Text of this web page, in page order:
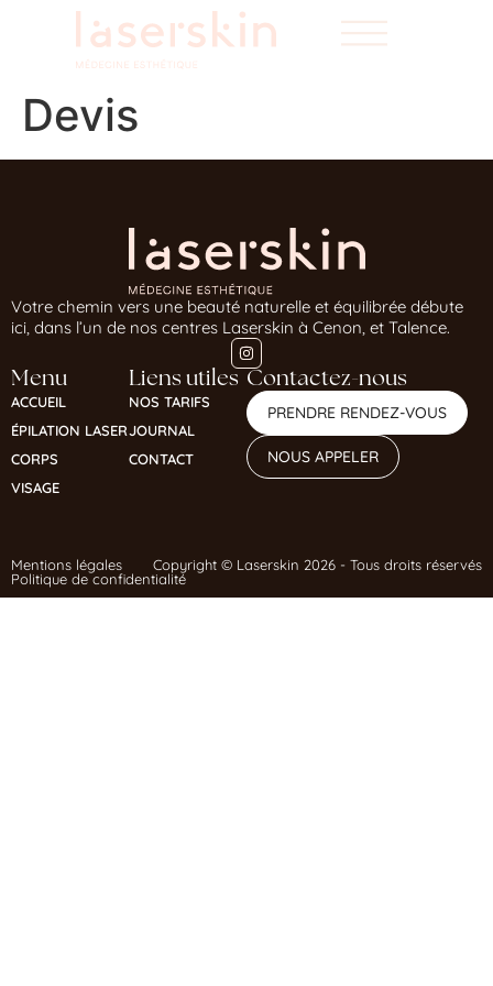
Devis
Votre chemin vers une beauté naturelle et équilibrée débute
ici, dans l’un de nos centres Laserskin à Cenon, et Talence.
Menu
ACCUEIL
ÉPILATION LASER
CORPS
VISAGE
Liens utiles
NOS TARIFS
JOURNAL
CONTACT
Contactez-nous
PRENDRE RENDEZ-VOUS
NOUS APPELER
Mentions légales
Copyright © Laserskin 2026 - Tous droits réservés
Politique de confidentialité